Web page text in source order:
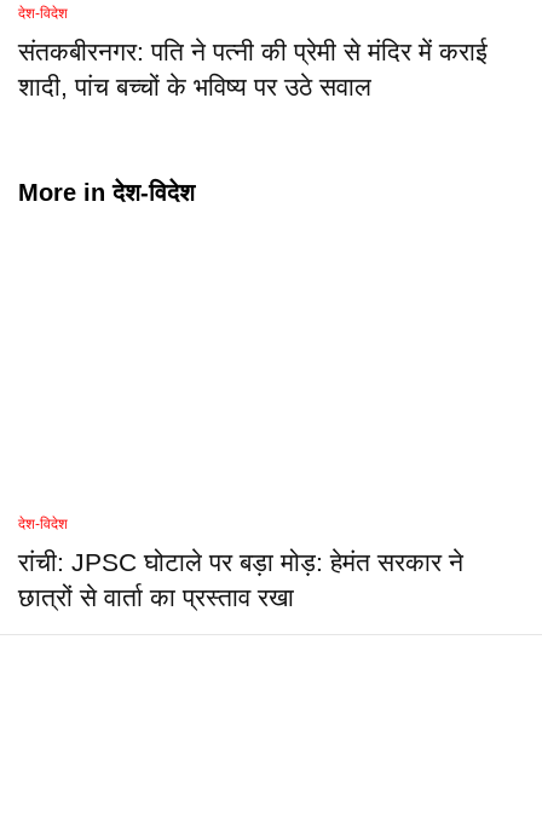
देश-विदेश
संतकबीरनगर: पति ने पत्नी की प्रेमी से मंदिर में कराई
शादी, पांच बच्चों के भविष्य पर उठे सवाल
More inदेश-विदेश
देश-विदेश
रांची: JPSC घोटाले पर बड़ा मोड़: हेमंत सरकार ने
छात्रों से वार्ता का प्रस्ताव रखा